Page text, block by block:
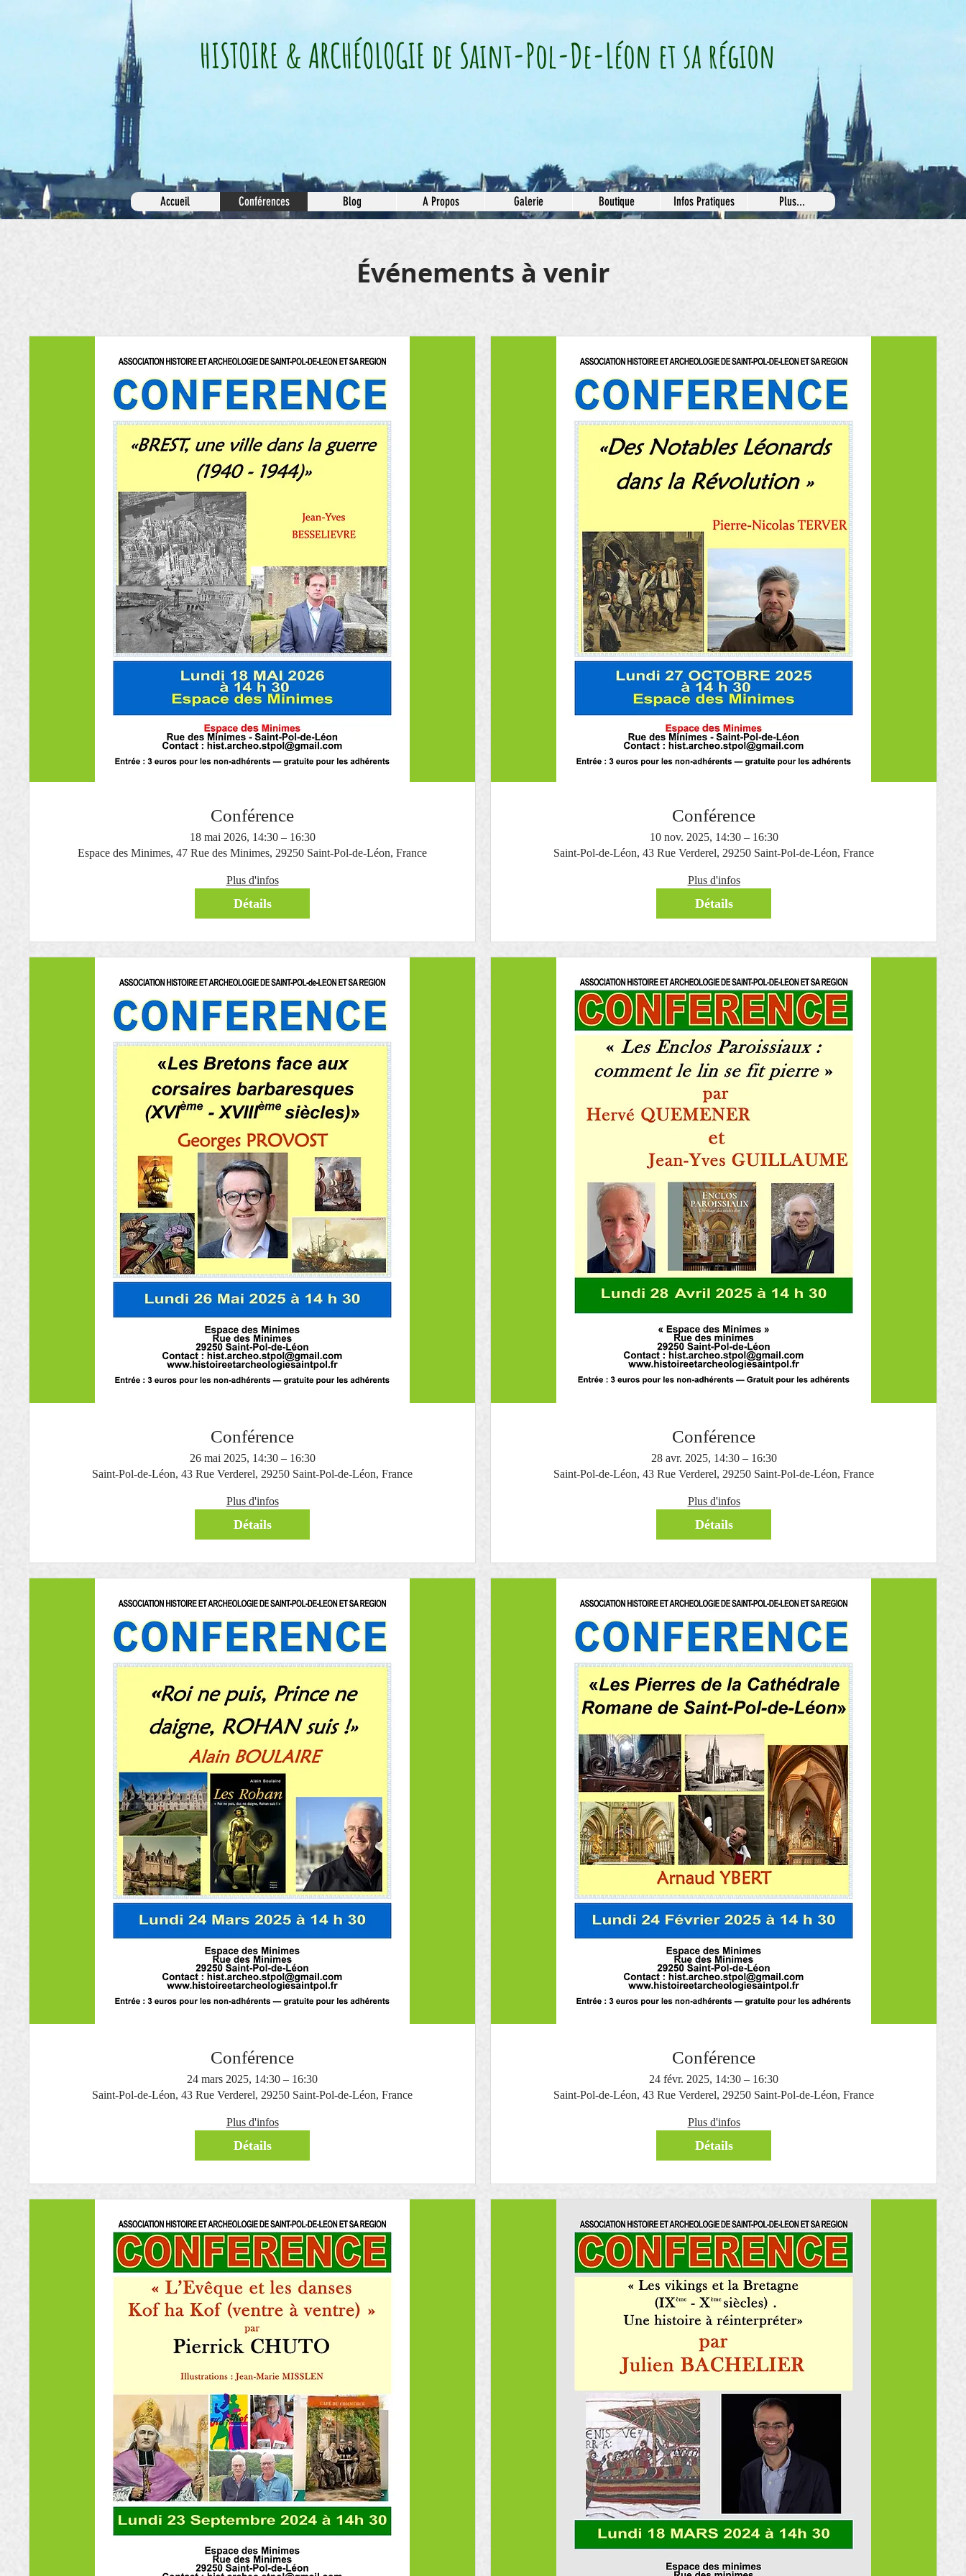
HISTOIRE & ARCHÉOLOGIE​ de Saint-Pol-De-Léon et sa région
Accueil Conférences Blog A Propos Galerie Boutique Infos Pratiques Plus...
Événements à venir
Conférence
18 mai 2026, 14:30 – 16:30
Espace des Minimes, 47 Rue des Minimes, 29250 Saint-Pol-de-Léon, France
Plus d'infos
Détails
Conférence
10 nov. 2025, 14:30 – 16:30
Saint-Pol-de-Léon, 43 Rue Verderel, 29250 Saint-Pol-de-Léon, France
Plus d'infos
Détails
Conférence
26 mai 2025, 14:30 – 16:30
Saint-Pol-de-Léon, 43 Rue Verderel, 29250 Saint-Pol-de-Léon, France
Plus d'infos
Détails
Conférence
28 avr. 2025, 14:30 – 16:30
Saint-Pol-de-Léon, 43 Rue Verderel, 29250 Saint-Pol-de-Léon, France
Plus d'infos
Détails
Conférence
24 mars 2025, 14:30 – 16:30
Saint-Pol-de-Léon, 43 Rue Verderel, 29250 Saint-Pol-de-Léon, France
Plus d'infos
Détails
Conférence
24 févr. 2025, 14:30 – 16:30
Saint-Pol-de-Léon, 43 Rue Verderel, 29250 Saint-Pol-de-Léon, France
Plus d'infos
Détails